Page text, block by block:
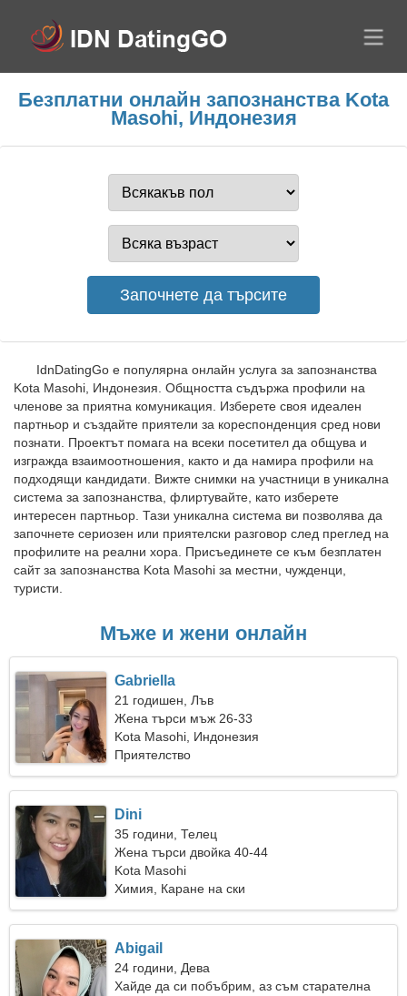
Безплатни онлайн запознанства Kota
Masohi, Индонезия
IdnDatingGo е популярна онлайн услуга за запознанства
Kota Masohi, Индонезия. Общността съдържа профили на
членове за приятна комуникация. Изберете своя идеален
партньор и създайте приятели за кореспонденция сред нови
познати. Проектът помага на всеки посетител да общува и
изгражда взаимоотношения, както и да намира профили на
подходящи кандидати. Вижте снимки на участници в уникална
система за запознанства, флиртувайте, като изберете
интересен партньор. Тази уникална система ви позволява да
започнете сериозен или приятелски разговор след преглед на
профилите на реални хора. Присъединете се към безплатен
сайт за запознанства Kota Masohi за местни, чужденци,
туристи.
Мъже и жени онлайн
Gabriella
21 годишен, Лъв
Жена търси мъж 26-33
Kota Masohi, Индонезия
Приятелство
Dini
35 години, Телец
Жена търси двойка 40-44
Kota Masohi
Химия, Каране на ски
Abigail
24 години, Дева
Хайде да си побъбрим, аз съм старателна